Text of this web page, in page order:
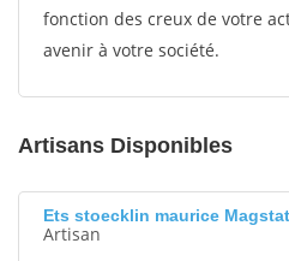
fonction des creux de votre
avenir à votre société.
Artisans Disponibles
Ets stoecklin maurice
Artisan